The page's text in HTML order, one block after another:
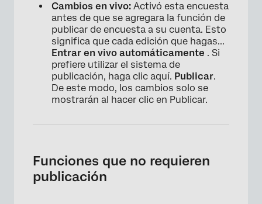
Cambios en vivo: Activó esta encuesta
antes de que se agregara la función de
publicar de encuesta a su cuenta. Esto
significa que cada edición que hagas...
Entrar en vivo automáticamente . Si
prefiere utilizar el sistema de
publicación, haga clic aquí. Publicar.
De este modo, los cambios solo se
mostrarán al hacer clic en Publicar.
Funciones que no requieren
publicación